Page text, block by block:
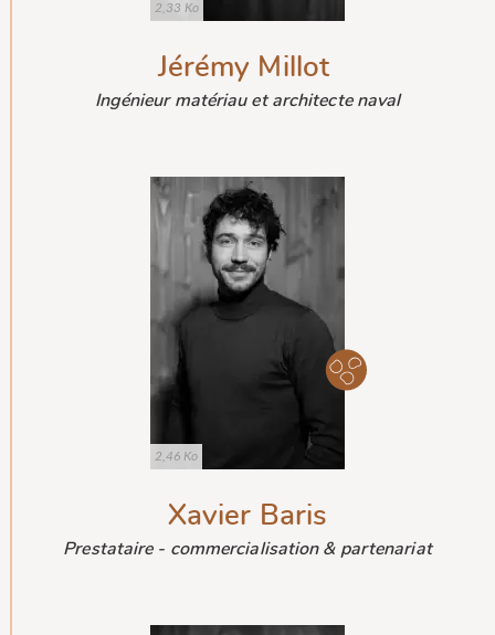
2,33 Ko
Jérémy Millot
Ingénieur matériau et architecte naval
2,46 Ko
Xavier Baris
Prestataire - commercialisation & partenariat